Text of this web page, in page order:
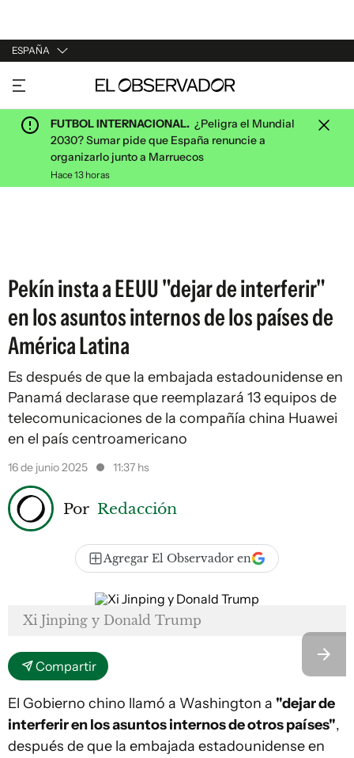
ESPAÑA
URUGUAY
ARGENTINA
ESPAÑA
ESTADOS UNIDOS
FUTBOL INTERNACIONAL. ¿Peligra el Mundial
2030? Sumar pide que España renuncie a
organizarlo junto a Marruecos
Hace 13 horas
Pekín insta a EEUU "dejar de interferir"
en los asuntos internos de los países de
América Latina
Es después de que la embajada estadounidense en
Panamá declarase que reemplazará 13 equipos de
telecomunicaciones de la compañía china Huawei
en el país centroamericano
16 de junio 2025 11:37 hs
Por Redacción
Agregar El Observador en
Xi Jinping y Donald Trump
Compartir
El Gobierno chino llamó a Washington a "dejar de
interferir en los asuntos internos de otros países",
después de que la embajada estadounidense en